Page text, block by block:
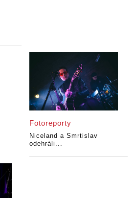
Fotoreporty
Niceland a Smrtislav
odehráli...